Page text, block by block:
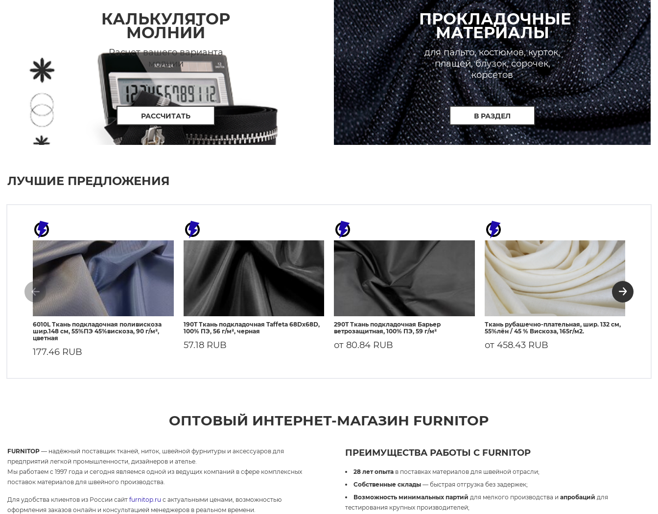
КАЛЬКУЛЯТОР
МОЛНИЙ
Расчет вашего варианта
молнии
РАССЧИТАТЬ
ПРОКЛАДОЧНЫЕ
МАТЕРИАЛЫ
для пальто, костюмов, курток,
плащей, блузок, сорочек,
корсетов
В РАЗДЕЛ
ЛУЧШИЕ ПРЕДЛОЖЕНИЯ
6010L Ткань подкладочная поливискоза
шир.148 см, 55%ПЭ 45%вискоза, 90 г/м²,
цветная
177.46 RUB
190T Ткань подкладочная Taffeta 68Dх68D,
100% ПЭ, 56 г/м², черная
57.18 RUB
290T Ткань подкладочная Барьер
ветрозащитная, 100% ПЭ, 59 г/м²
от 80.84 RUB
Ткань рубашечно-плательная, шир. 132 см,
55%лён / 45 % Вискоза, 165г/м2.
от 458.43 RUB
ОПТОВЫЙ ИНТЕРНЕТ-МАГАЗИН FURNITOP
FURNITOP — надёжный поставщик тканей, ниток, швейной фурнитуры и аксессуаров для
предприятий легкой промышленности, дизайнеров и ателье.
Мы работаем с 1997 года и сегодня являемся одной из ведущих компаний в сфере комплексных
поставок материалов для швейного производства.
Для удобства клиентов из России сайт furnitop.ru с актуальными ценами, возможностью
оформления заказов онлайн и консультацией менеджеров в реальном времени.
ПРЕИМУЩЕСТВА РАБОТЫ С FURNITOP
28 лет опытав поставках материалов для швейной отрасли;
Собственные склады— быстрая отгрузка без задержек;
Возможность минимальных партий для мелкого производства и апробаций для
тестирования крупных производителей;